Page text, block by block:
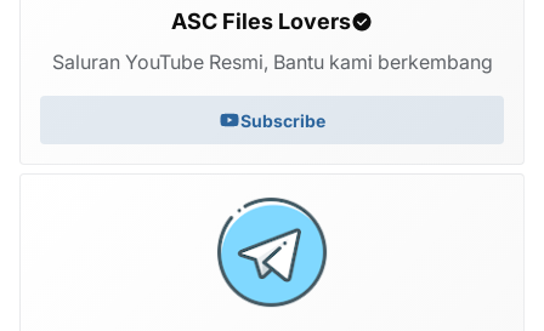
ASC Files Lovers
Saluran YouTube Resmi, Bantu kami berkembang
Subscribe